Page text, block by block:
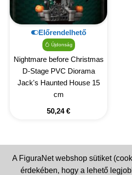
Előrendelhető
Újdonság
Nightmare before Christmas
D-Stage PVC Diorama
Jack's Haunted House 15
cm
50,24€
A FiguraNet webshop sütiket
érdekében, hogy a lehető